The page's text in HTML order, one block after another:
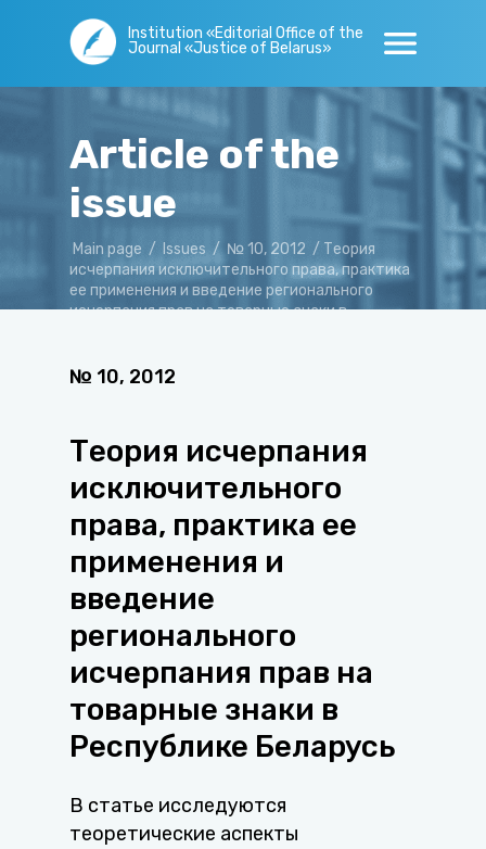
Institution «Editorial Office of the
Journal «Justice of Belarus»
Article of the
issue
Main page / Issues / № 10, 2012 / Теория
исчерпания исключительного права, практика
ее применения и введение регионального
исчерпания прав на товарные знаки в
№ 10, 2012
Теория исчерпания
исключительного
права, практика ее
применения и
введение
регионального
исчерпания прав на
товарные знаки в
Республике Беларусь
В статье исследуются
теоретические аспекты